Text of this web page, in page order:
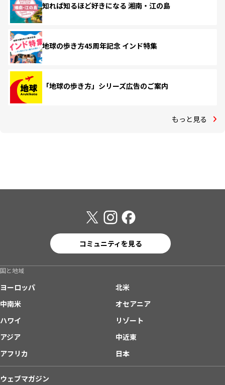
知れば知るほど好きになる 湘南・江の島
地球の歩き方45周年記念 インド特集
「地球の歩き方」シリーズ広告のご案内
もっと見る
コミュニティを見る
国と地域
ヨーロッパ
北米
中南米
オセアニア
ハワイ
リゾート
アジア
中近東
アフリカ
日本
ウェブマガジン